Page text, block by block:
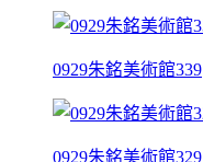
0929朱銘美術館339
0929朱銘美術館329